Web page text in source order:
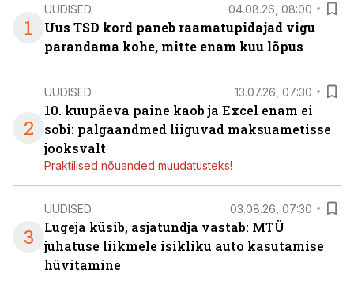
1
UUDISED 04.08.26, 08:00
Uus TSD kord paneb raamatupidajad vigu
parandama kohe, mitte enam kuu lõpus
2
UUDISED 13.07.26, 07:30
10. kuupäeva paine kaob ja Excel enam ei
sobi: palgaandmed liiguvad maksuametisse
jooksvalt
Praktilised nõuanded muudatusteks!
3
UUDISED 03.08.26, 07:30
Lugeja küsib, asjatundja vastab: MTÜ
juhatuse liikmele isikliku auto kasutamise
hüvitamine